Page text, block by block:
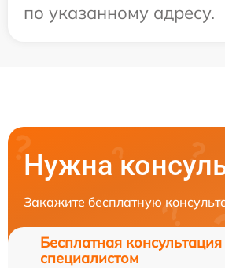
по указанному адресу.
Нужна
Закажите бесплатную
Бесплатная консультация
специалистом